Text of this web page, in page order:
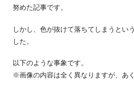
努めた記事です。
しかし、色が抜けて落ちてしまうとい
した。
以下のような事象です。
※画像の内容は全く異なりますが、あ